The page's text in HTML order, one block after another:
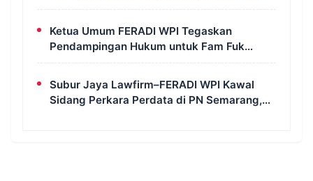
Revan FERADI WPI: Proses Pembuktian
Ketua Umum FERADI WPI Tegaskan
Pendampingan Hukum untuk Fam Fuk
Tjhong Tetap Berjalan, Hormati Proses
Subur Jaya Lawfirm–FERADI WPI Kawal
Sidang Perkara Perdata di PN Semarang,